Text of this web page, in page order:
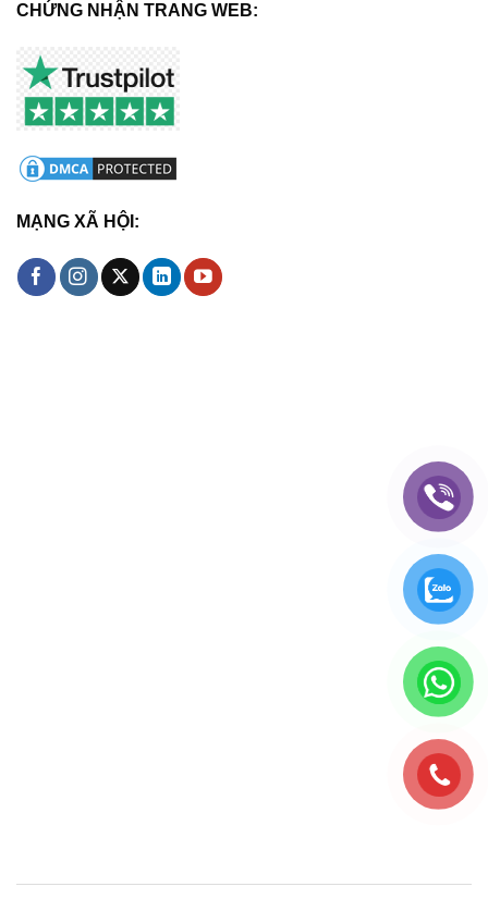
CHỨNG NHẬN TRANG WEB:
MẠNG XÃ HỘI: